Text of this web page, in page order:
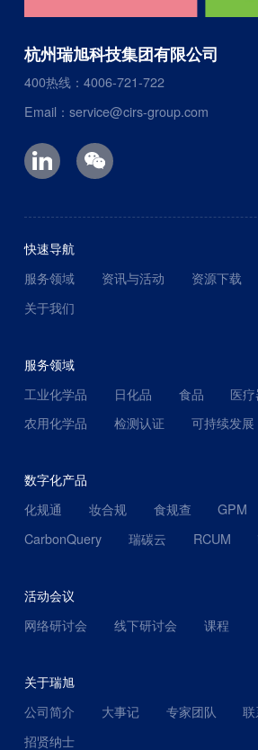
杭州瑞旭科技集团有限公司
400热线：4006-721-722
Email：service@cirs-group.com
快速导航
服务领域
资讯与活动 资源下载
关于我们
服务领域
工业化学品
日化品 食品
医
农用化学品
检测认证 可持续发展
数字化产品
化规通
妆合规 食规查
GPM
CarbonQuery
瑞碳云 RCUM
活动会议
网络研讨会
线下研讨会 课程
关于瑞旭
公司简介
大事记 专家团队
招贤纳士